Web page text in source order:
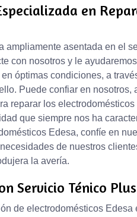
en
ampliamente asentada en el
con nosotros y le
óptimas condiciones, a
Puede confiar en
reparar los
que siempre nos ha
Edesa, confíe en
de nuestros
la avería.
Servicio Ténico Plus
de electrodomésticos